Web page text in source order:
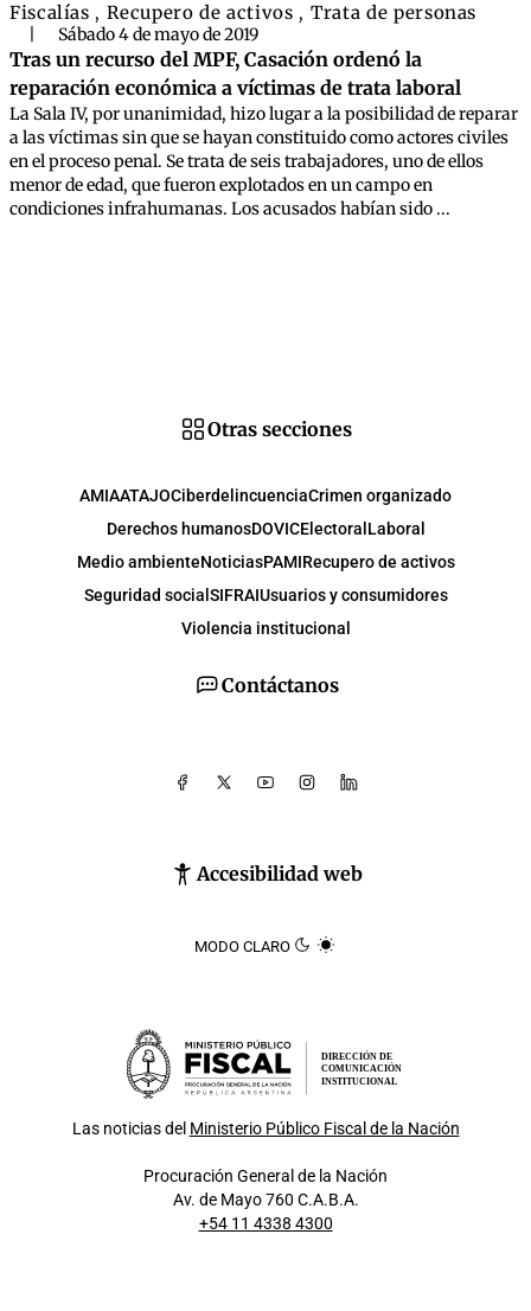
Fiscalías , Recupero de activos , Trata de personas
Sábado 4 de mayo de 2019
Tras un recurso del MPF, Casación ordenó la
reparación económica a víctimas de trata laboral
La Sala IV, por unanimidad, hizo lugar a la posibilidad de reparar
a las víctimas sin que se hayan constituido como actores civiles
en el proceso penal. Se trata de seis trabajadores, uno de ellos
menor de edad, que fueron explotados en un campo en
condiciones infrahumanas. Los acusados habían sido ...
Contáctanos
Accesibilidad web
MODO CLARO
Otras secciones
AMIAATAJOCiberdelincuenciaCrimen organizado
Derechos humanosDOVICElectoral Laboral
Medio ambienteNoticiasPAMIRecupero de activos
Seguridad social SIFRAIUsuarios y consumidores
Violencia institucional
DIRECCIÓN DE
COMUNICACIÓN
INSTITUCIONAL
Las noticias del Ministerio Público Fiscal de la Nación
Procuración General de la Nación
Av. de Mayo 760 C.A.B.A.
+54 11 4338 4300